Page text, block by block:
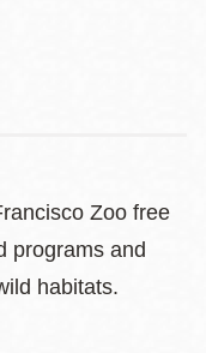
Zoo free
programs and
habitats.